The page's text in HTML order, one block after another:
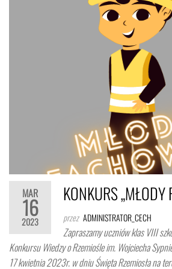
MAR
16
2023
KONKURS „MŁODY
przez ADMINISTRATOR_CECH
Zapraszamy uczniów klas VIII
Konkursu Wiedzy o Rzemiośle im. Wojciecha
17 kwietnia 2023r. w dniu Święta Rzemiosła na